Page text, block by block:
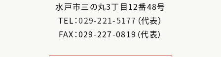
水戸市三の丸3丁目12番48号
TEL：029-221-5177 （代表）
FAX：029-227-0819（代表）